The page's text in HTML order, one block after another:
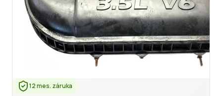
12 mes. záruka